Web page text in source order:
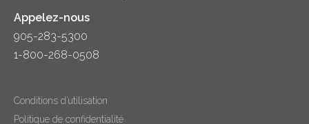
Appelez-nous
905-283-5300
1-800-268-0508
Conditions d’utilisation
Politique de confidentialité